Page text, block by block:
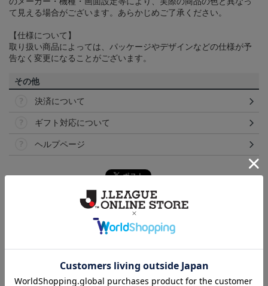
て見える場合がございます。あらかじめご了承ください。
【仕様について】
取り扱い商品によっては、パッケージやデザインなどの仕様が予
告なく変更になることがございます。
その他
決済について
ギフト対応について
ヘルプページ
送料無料の併せ買いにオススメ！どの選手が当たる
かお楽しみのシークレットグッズ！